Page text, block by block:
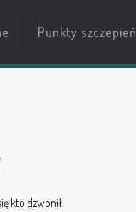
Punkty szczepień
kto dzwonił.